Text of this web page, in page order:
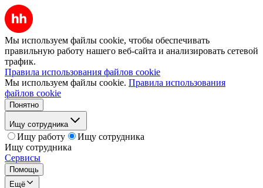
Мы используем файлы cookie, чтобы обеспечивать
правильную работу нашего веб-сайта и анализировать сетевой
трафик.
Правила использования файлов cookie
Мы используем файлы cookie. Правила использования
файлов cookie
Понятно
Ищу сотрудника
Ищу работу
Ищу сотрудника
Ищу сотрудника
Сервисы
Помощь
Ещё